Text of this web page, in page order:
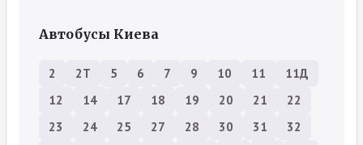
Автобусы Киева
2 2Т 5 6 7 9 10 11
11Д
12
14 17 18 19 20 21
22
23
24 25 27 28 30 31
32